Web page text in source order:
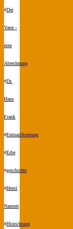
#Der
Vater -
eine
Abrechnung
#Dr.
Hans
Frank
#Entnazifizierung
#Erbe
#geschichte
#Henri
Nannen
#Hinrichtung